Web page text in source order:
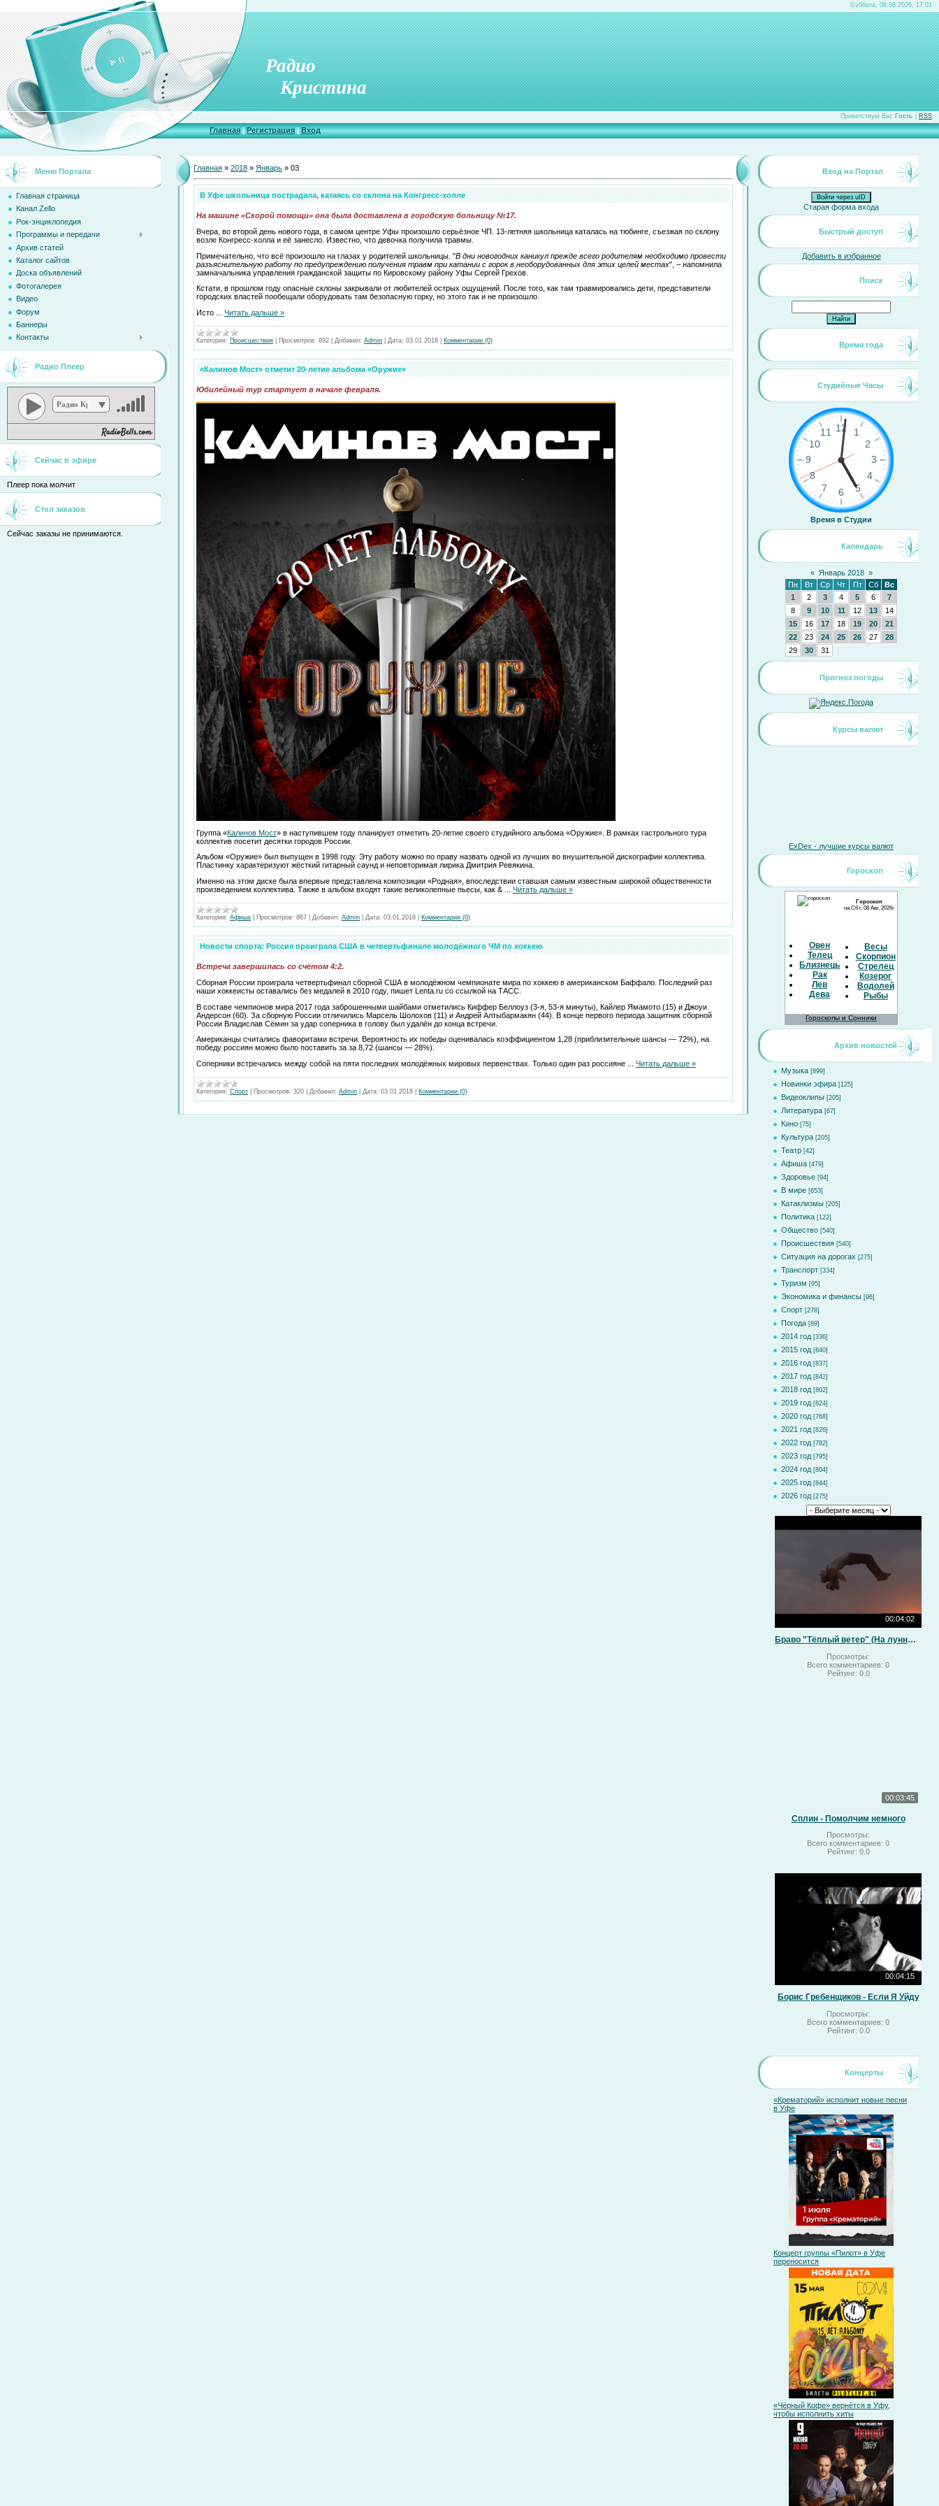
Суббота, 08.08.2026, 17:01
Радио
Кристина
Приветствую Вас Гость RSS
Главная|Регистрация|Вход
Меню Портала
Главная страница
Канал Zello
Рок-энциклопедия
Программы и передачи
Архив статей
Каталог сайтов
Доска объявлений
Фотогалерея
Видео
Форум
Баннеры
Контакты
Радио Плеер
Радио Кристина
Сейчас в эфире
Плеер пока молчит
Стол заказов
Сейчас заказы не принимаются.
Главная » 2018 » Январь » 03
В Уфе школьница пострадала, катаясь со склона на Конгресс-холле
На машине «Скорой помощи» она была доставлена в городскую больницу №17.
Вчера, во второй день нового года, в самом центре Уфы произошло серьёзное ЧП. 13-летняя школьница каталась на тюбинге, съезжая по склону
возле Конгресс-холла и её занесло. Известно, что девочка получила травмы.
Примечательно, что всё произошло на глазах у родителей школьницы. "В дни новогодних каникул прежде всего родителям необходимо провести
разъяснительную работу по предупреждению получения травм при катании с горок в необорудованных для этих целей местах", – напомнила
замначальника управления гражданской защиты по Кировскому району Уфы Сергей Грехов.
Кстати, в прошлом году опасные склоны закрывали от любителей острых ощущений. После того, как там травмировались дети, представители
городских властей пообещали оборудовать там безопасную горку, но этого так и не произошло.
Исто
Читать дальше »
Категория: Происшествия Просмотров: 892 Добавил: Admin Дата: 03.01.2018 Комментарии (0)
«Калинов Мост» отметит 20-летие альбома «Оружие»
Юбилейный тур стартует в начале февраля.
Группа «Калинов Мост» в наступившем году планирует отметить 20-летие своего студийного альбома «Оружие». В рамках гастрольного тура
коллектив посетит десятки городов России.
Альбом «Оружие» был выпущен в 1998 году. Эту работу можно по праву назвать одной из лучших во внушительной дискографии коллектива.
Пластинку характеризуют жёсткий гитарный саунд и неповторимая лирика Дмитрия Ревякина.
Именно на этом диске была впервые представлена композиции «Родная», впоследствии ставшая самым известным широкой общественности
произведением коллектива. Также в альбом входят такие великолепные пьесы, как &
Читать дальше »
Категория: Афиша Просмотров: 867 Добавил: Admin Дата: 03.01.2018 Комментарии (0)
Новости спорта: Россия проиграла США в четвертьфинале молодёжного ЧМ по хоккею
Встреча завершилась со счётом 4:2.
Сборная России проиграла четвертьфинал сборной США в молодёжном чемпионате мира по хоккею в американском Баффало. Последний раз
наши хоккеисты оставались без медалей в 2010 году, пишет Lenta.ru со ссылкой на ТАСС.
В составе чемпионов мира 2017 года заброшенными шайбами отметились Киффер Беллоуз (3-я, 53-я минуты), Кайлер Ямамото (15) и Джоуи
Андерсон (60). За сборную России отличились Марсель Шолохов (11) и Андрей Алтыбармакян (44). В конце первого периода защитник сборной
России Владислав Сёмин за удар соперника в голову был удалён до конца встречи.
Американцы считались фаворитами встречи. Вероятность их победы оценивалась коэффициентом 1,28 (приблизительные шансы — 72%), на
победу россиян можно было поставить за за 8,72 (шансы — 28%).
Соперники встречались между собой на пяти последних молодёжных мировых первенствах. Только один раз россияне
Читать дальше »
Категория: Спорт Просмотров: 320 Добавил: Admin Дата: 03.01.2018 Комментарии (0)
Вход на Портал
Войти через uID
Старая форма входа
Быстрый доступ
Добавить в избранное
Поиск
Время года
Студийные Часы
Время в Студии
Календарь
« Январь 2018 »
Пн
Вт Ср Чт Пт Сб
Вс
1
2 3 4 5 6
7
8
9 10 11 12 13
14
15
16 17 18 19 20
21
22
23 24 25 26 27
28
29
30 31
Прогноз погоды
Курсы валют
ExDex - лучшие курсы валют
Гороскоп
Гороскоп
на Сбт, 08 Авг, 2026г
Овен
Телец
Близнецы
Рак
Лев
Дева
Весы
Скорпион
Стрелец
Козерог
Водолей
Рыбы
Гороскопы и Сонники
Архив новостей
Музыка [899]
Новинки эфира [125]
Видеоклипы [205]
Литература [67]
Кино [75]
Культура [205]
Театр [42]
Афиша [479]
Здоровье [94]
В мире [653]
Катаклизмы [205]
Политика [122]
Общество [540]
Происшествия [540]
Ситуация на дорогах [275]
Транспорт [334]
Туризм [95]
Экономика и финансы [96]
Спорт [278]
Погода [89]
2014 год [336]
2015 год [840]
2016 год [837]
2017 год [842]
2018 год [802]
2019 год [824]
2020 год [768]
2021 год [826]
2022 год [782]
2023 год [795]
2024 год [804]
2025 год [844]
2026 год [275]
00:04:02
Браво "Тёплый ветер" (На лунный свет)
Просмотры:
Всего комментариев: 0
Рейтинг: 0.0
00:03:45
Сплин - Помолчим немного
Просмотры:
Всего комментариев: 0
Рейтинг: 0.0
00:04:15
Борис Гребенщиков - Если Я Уйду
Просмотры:
Всего комментариев: 0
Рейтинг: 0.0
Концерты
«Крематорий» исполнит новые песни
в Уфе
Концерт группы «Пилот» в Уфе
переносится
«Чёрный Кофе» вернётся в Уфу,
чтобы исполнить хиты